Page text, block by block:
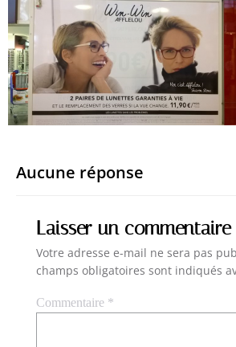
Aucune réponse
Laisser un commentaire
Votre adresse e-mail ne sera pas
champs obligatoires sont indiqués
Commentaire *